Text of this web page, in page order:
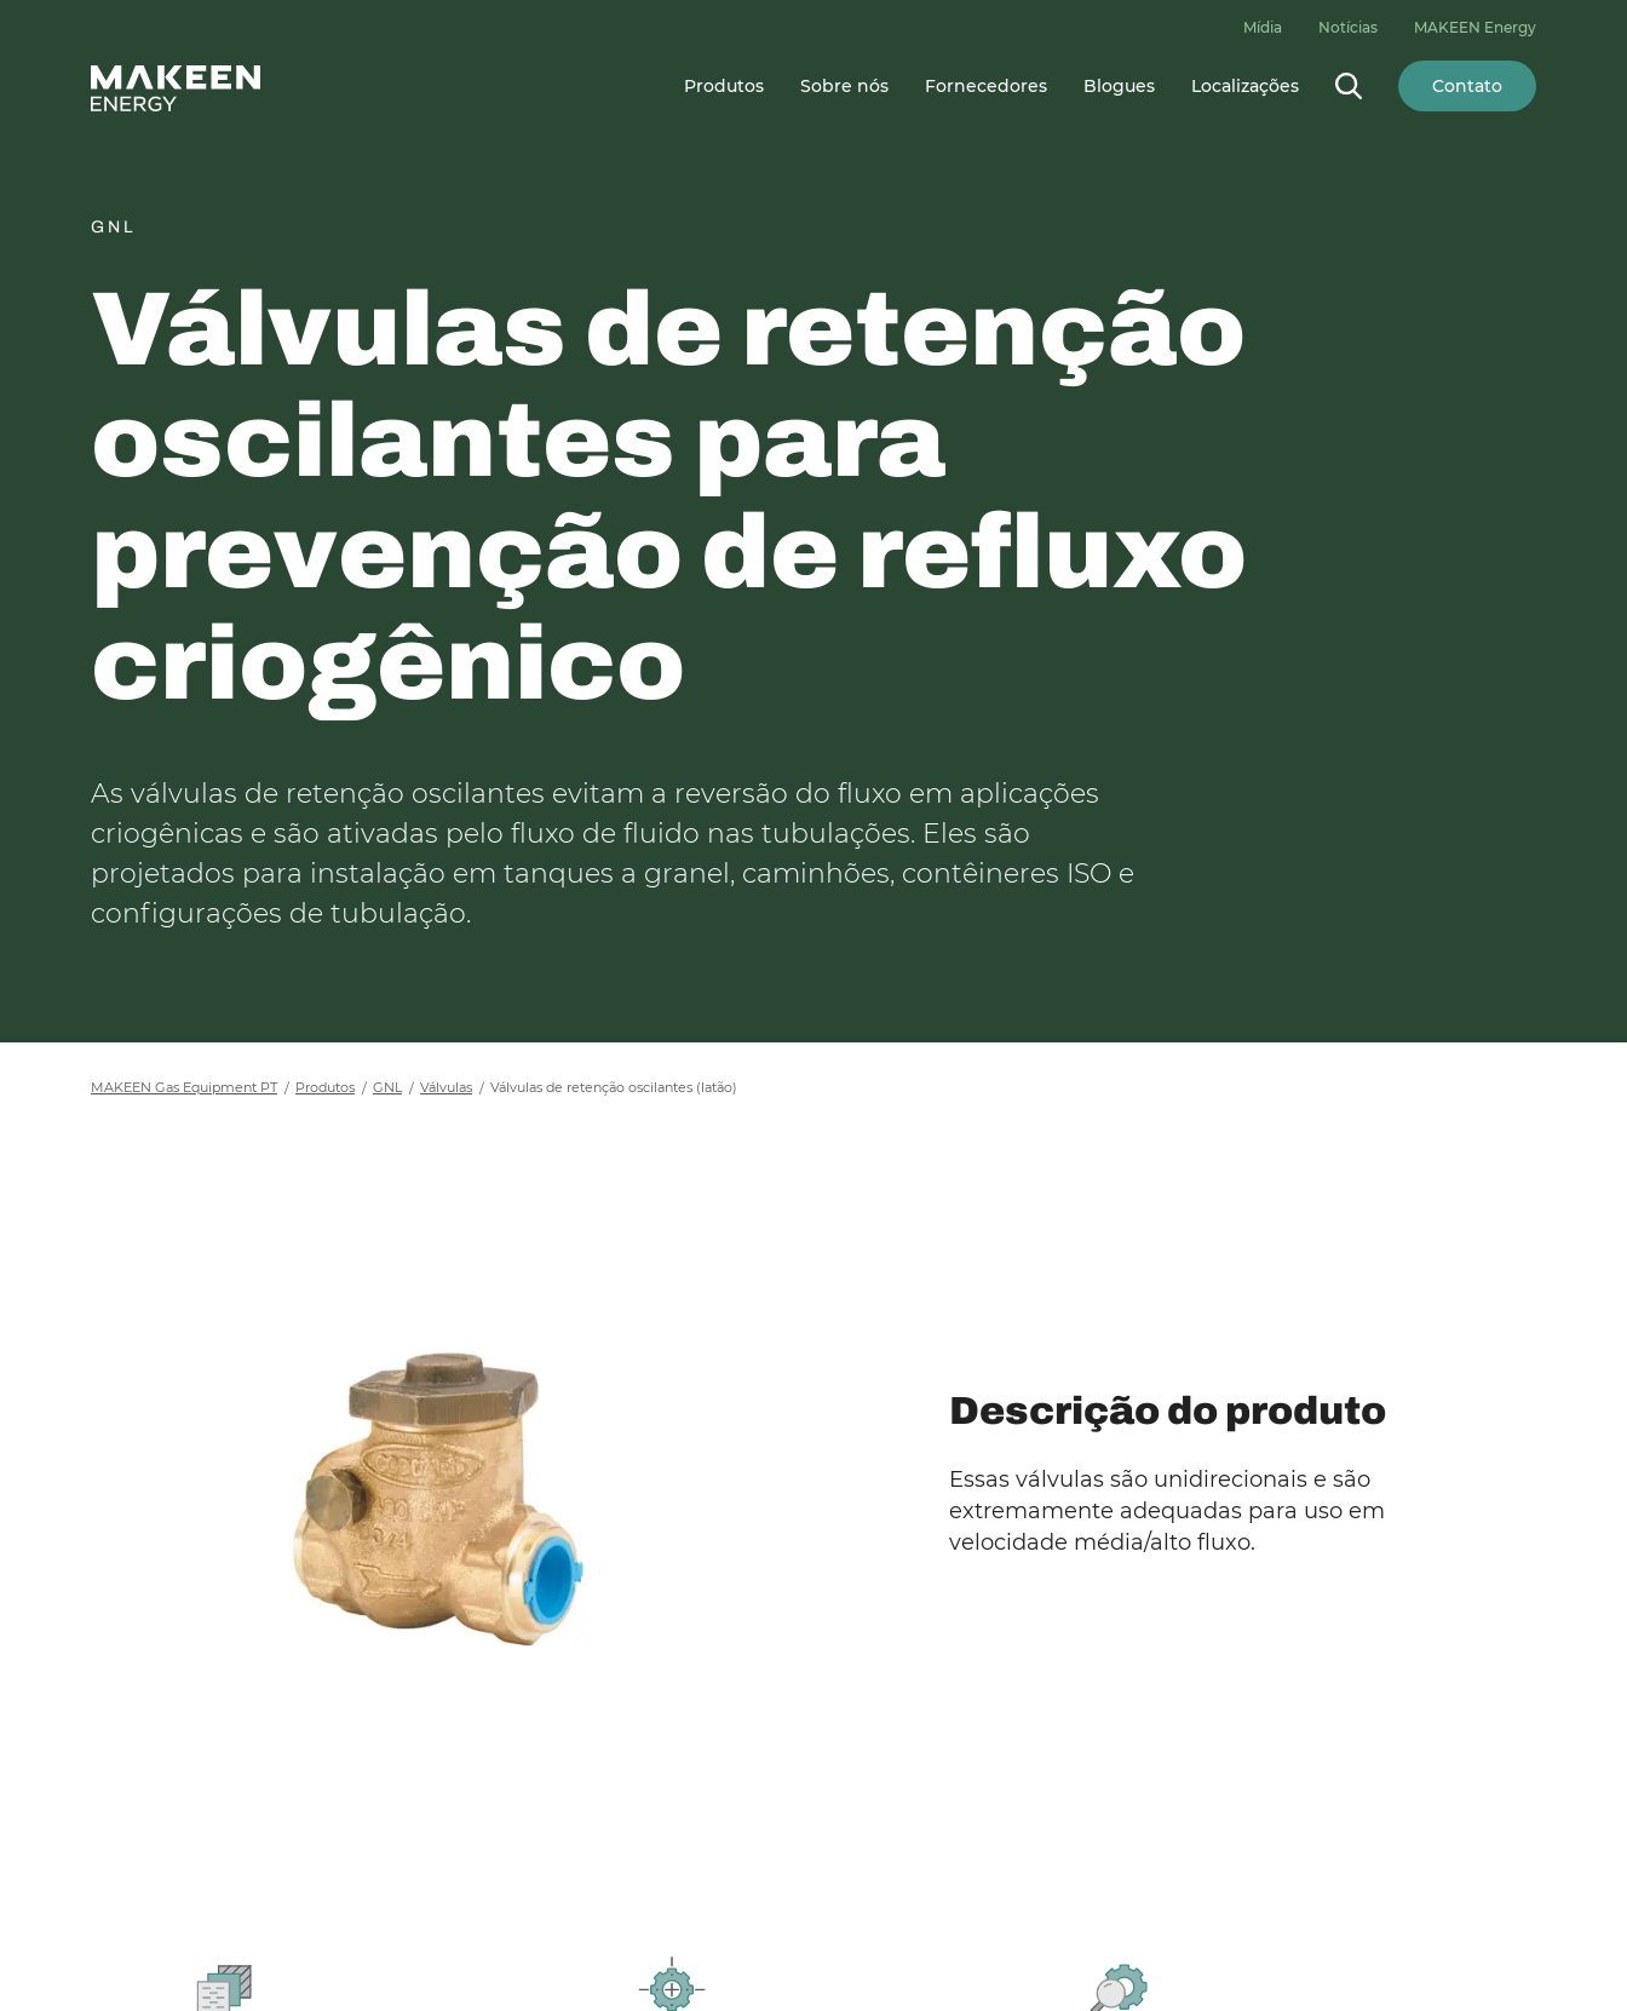
Produtos Sobre nós Fornecedores Blogues Localizações Contato
Mídia Notícias MAKEEN Energy
GNL
Válvulas de retenção
oscilantes para
prevenção de refluxo
criogênico
As válvulas de retenção oscilantes evitam a reversão do fluxo em aplicações
criogênicas e são ativadas pelo fluxo de fluido nas tubulações. Eles são
projetados para instalação em tanques a granel, caminhões, contêineres ISO e
configurações de tubulação.
MAKEEN Gas Equipment PT Produtos GNL Válvulas Válvulas de retenção oscilantes (latão)
Descrição do produto
Essas válvulas são unidirecionais e são
extremamente adequadas para uso em
velocidade média/alto fluxo.